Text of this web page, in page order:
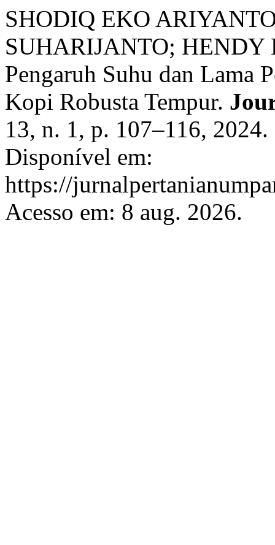
SHODIQ EKO
SUHARIJANTO; HENDY
Pengaruh Suhu dan Lama
Kopi Robusta Tempur.
13, n. 1, p. 107–116,
Disponível em:
https://
Acesso em: 8 aug. 2026.